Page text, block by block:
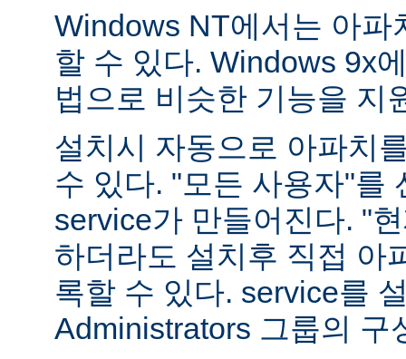
Windows NT에서는 아파
할 수 있다. Windows 9x
법으로 비슷한 기능을 지
설치시 자동으로 아파치
수 있다. "모든 사용자"를
service가 만들어진다. "
하더라도 설치후 직접 아
록할 수 있다. service를
Administrators 그룹의 구